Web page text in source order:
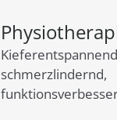
schmerzlindernd,